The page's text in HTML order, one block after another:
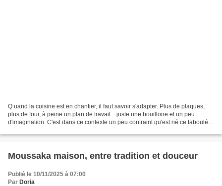
Q uand la cuisine est en chantier, il faut savoir s'adapter. Plus de plaques,
plus de four, à peine un plan de travail... juste une bouilloire et un peu
d'imagination. C'est dans ce contexte un peu contraint qu'est né ce taboulé,
Moussaka maison, entre tradition et douceur
Publié le 10/11/2025 à 07:00
Par Doria